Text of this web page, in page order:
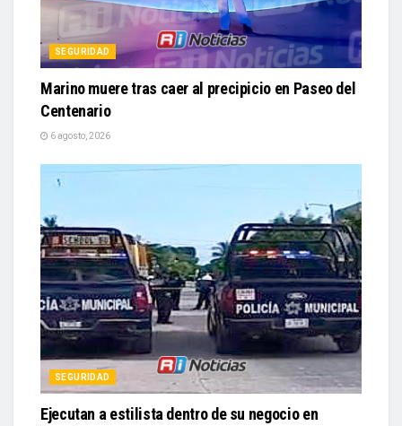
SEGURIDAD
Marino muere tras caer al precipicio en Paseo del
Centenario
6 agosto, 2026
SEGURIDAD
Ejecutan a estilista dentro de su negocio en